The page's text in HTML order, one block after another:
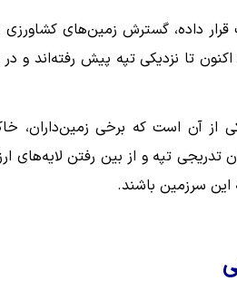
داده، گسترش زمین‌های
تا نزدیکی تپه پیش رفته‌اند و
آن است که برخی زمین‌داران،
تپه و از بین رفتن لایه‌های
این سرزمین باشند.